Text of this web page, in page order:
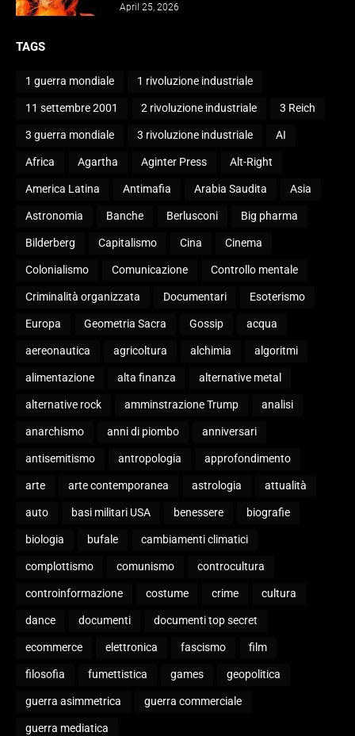
April 25, 2026
TAGS
1 guerra mondiale 1 rivoluzione industriale
11 settembre 2001 2 rivoluzione industriale 3 Reich
3 guerra mondiale 3 rivoluzione industriale AI
Africa Agartha Aginter Press Alt-Right
America Latina Antimafia Arabia Saudita Asia
Astronomia Banche Berlusconi Big pharma
Bilderberg Capitalismo Cina Cinema
Colonialismo Comunicazione Controllo mentale
Criminalità organizzata Documentari Esoterismo
Europa Geometria Sacra Gossip acqua
aereonautica agricoltura alchimia algoritmi
alimentazione alta finanza alternative metal
alternative rock amminstrazione Trump analisi
anarchismo anni di piombo anniversari
antisemitismo antropologia approfondimento
arte arte contemporanea astrologia attualità
auto basi militari USA benessere biografie
biologia bufale cambiamenti climatici
complottismo comunismo controcultura
controinformazione costume crime cultura
dance documenti documenti top secret
ecommerce elettronica fascismo film
filosofia fumettistica games geopolitica
guerra asimmetrica guerra commerciale
guerra mediatica